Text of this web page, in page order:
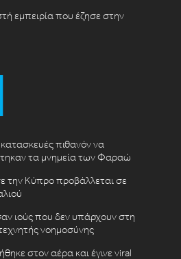
εμπειρία που έζησε στην
πιθανόν να
τα μνημεία των Φαραώ
την Κύπρο προβάλλεται σε
ιούς που δεν υπάρχουν στη
νοημοσύνης
στον αέρα και έγινε viral